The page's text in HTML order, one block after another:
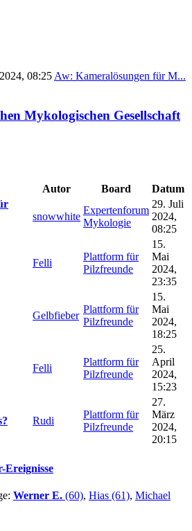
08:25 Aw: Kameralösungen für M...
Mykologischen Gesellschaft
Autor Board
Datum
snowwhite
Expertenforum
Mykologie
29. Juli
2024,
08:25
Felli
Plattform für
Pilzfreunde
15.
Mai
2024,
23:35
Gelbfieber
Plattform für
Pilzfreunde
15.
Mai
2024,
18:25
Felli
Plattform für
Pilzfreunde
25.
April
2024,
15:23
Rudi
Plattform für
Pilzfreunde
27.
März
2024,
20:15
Ereignisse
Werner E. (60), Hias (61), Michael